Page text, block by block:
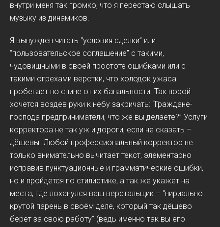
внутри меня так громко, что я перестаю слышать
музыку из динамиков.
Я вынужден читать “условия сделки” или
“пользовательское соглашение” с такими,
чудовищными в своей простоте ошибками или с
такими огрехами верстки, что холодок ужаса
пробегает по спине от их банальности. Так порой
хочется воздев руки к небу закричать: “Граждане-
господа предприниматели, что же вы делаете?” Услуги
корректора не так уж и дороги, если не сказать –
дёшевы. Любой профессиональный корректор не
только внимательно вычитает текст, элементарно
исправив пунктуационные и грамматические ошибки,
но и пройдется по стилистике, а так же укажет на
места, где лоханулся ваш верстальщик – “нириально
крутой парень в своём деле, который так дёшево
берет за свою работу” (ведь именно так вы его